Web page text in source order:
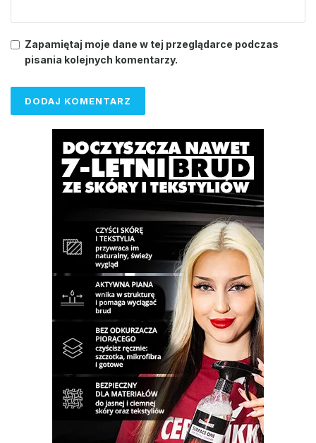
Zapamiętaj moje dane w tej przeglądarce podczas
pisania kolejnych komentarzy.